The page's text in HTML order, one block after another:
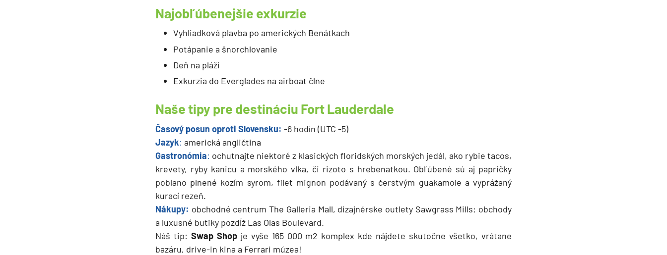
Najobľúbenejšie exkurzie
Vyhliadková plavba po amerických Benátkach
Potápanie a šnorchlovanie
Deň na pláži
Exkurzia do Everglades na airboat člne
Naše tipy pre destináciu Fort Lauderdale
Časový posun oproti Slovensku: -6 hodín (UTC -5)
Jazyk: americká angličtina
Gastronómia: ochutnajte niektoré z klasických floridských morských jedál, ako rybie tacos,
krevety, ryby kanicu a morského vlka, či rizoto s hrebenatkou. Obľúbené sú aj papričky
poblano plnené kozím syrom, filet mignon podávaný s čerstvým guakamole a vyprážaný
kurací rezeň.
Nákupy: obchodné centrum The Galleria Mall, dizajnérske outlety Sawgrass Mills; obchody
a luxusné butiky pozdĺž Las Olas Boulevard.
Náš tip: Swap Shopje vyše 165 000 m2 komplex kde nájdete skutočne všetko, vrátane
bazáru, drive-in kina a Ferrari múzea!